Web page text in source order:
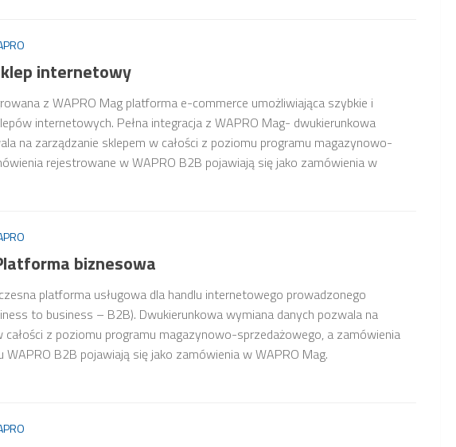
internetowy
z WAPRO Mag platforma e-commerce umożliwiająca szybkie i
internetowych. Pełna integracja z WAPRO Mag- dwukierunkowa
na zarządzanie sklepem w całości z poziomu programu magazynowo-
rejestrowane w WAPRO B2B pojawiają się jako zamówienia w
biznesowa
platforma usługowa dla handlu internetowego prowadzonego
to business – B2B). Dwukierunkowa wymiana danych pozwala na
całości z poziomu programu magazynowo-sprzedażowego, a zamówienia
B2B pojawiają się jako zamówienia w WAPRO Mag.